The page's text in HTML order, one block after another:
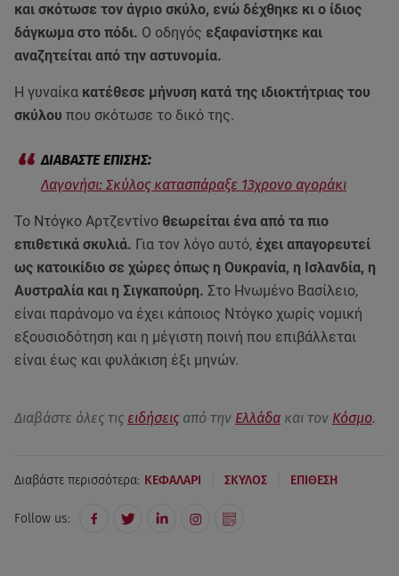
και σκότωσε τον άγριο σκύλο, ενώ δέχθηκε κι ο ίδιος
δάγκωμα στο πόδι. Ο οδηγός εξαφανίστηκε και
αναζητείται από την αστυνομία.
Η γυναίκα κατέθεσε μήνυση κατά της ιδιοκτήτριας του
σκύλου που σκότωσε το δικό της.
Λαγονήσι: Σκύλος κατασπάραξε 13χρονο αγοράκι
Το Ντόγκο Αρτζεντίνο θεωρείται ένα από τα πιο
επιθετικά σκυλιά. Για τον λόγο αυτό, έχει απαγορευτεί
ως κατοικίδιο σε χώρες όπως η Ουκρανία, η Ισλανδία, η
Αυστραλία και η Σιγκαπούρη. Στο Ηνωμένο Βασίλειο,
είναι παράνομο να έχει κάποιος Ντόγκο χωρίς νομική
εξουσιοδότηση και η μέγιστη ποινή που επιβάλλεται
είναι έως και φυλάκιση έξι μηνών.
Διαβάστε όλες τις ειδήσεις από την Ελλάδα και τον Κόσμο.
Διαβάστε περισσότερα: ΚΕΦΑΛΑΡΙ ΣΚΥΛΟΣ ΕΠΙΘΕΣΗ
Follow us: